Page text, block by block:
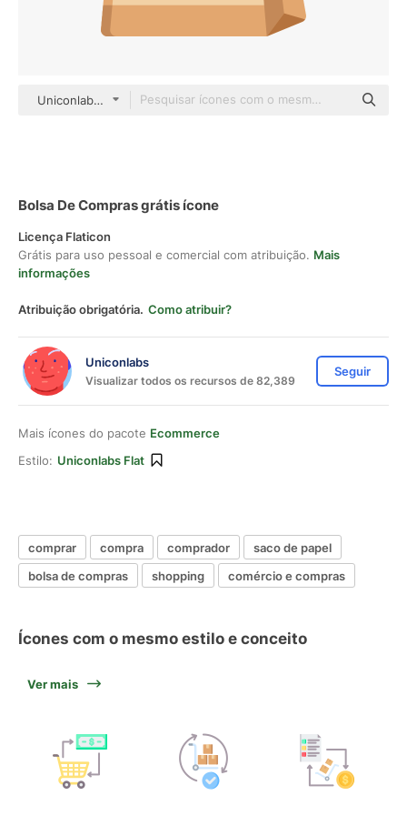
Uniconlabs Flat
Bolsa De Compras grátis ícone
Licença Flaticon
Grátis para uso pessoal e comercial com atribuição. Mais
informações
Atribuição obrigatória. Como atribuir?
Uniconlabs
Visualizar todos os recursos de 82,389
Seguir
Mais ícones do pacote Ecommerce
Estilo: Uniconlabs Flat
comprar compra comprador
saco de papel
bolsa de compras
shopping comércio e compras
Ícones com o mesmo estilo e conceito
Ver mais